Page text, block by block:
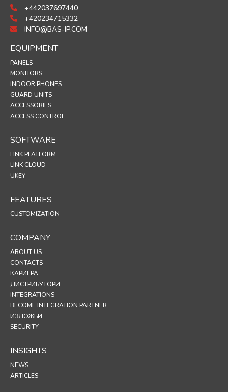
+442037697440
+420234715332
INFO@BAS-IP.COM
EQUIPMENT
PANELS
MONITORS
INDOOR PHONES
GUARD UNITS
ACCESSORIES
ACCESS CONTROL
SOFTWARE
LINK PLATFORM
LINK CLOUD
UKEY
FEATURES
CUSTOMIZATION
COMPANY
ABOUT US
CONTACTS
КАРИЕРА
ДИСТРИБУТОРИ
INTEGRATIONS
BECOME INTEGRATION PARTNER
ИЗЛОЖБИ
SECURITY
INSIGHTS
NEWS
ARTICLES